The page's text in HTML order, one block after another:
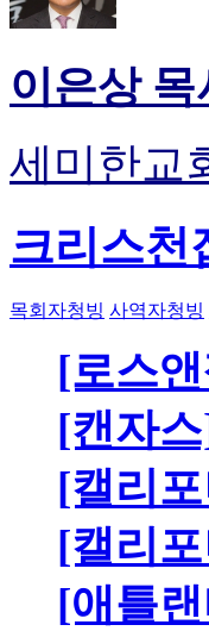
이은상 목
세미한교
크리스천
목회자청빙 사역자청빙
[로스
[캔자
[캘리
[캘리
[애틀